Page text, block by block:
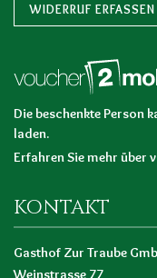
WIDERRUF ERFASSEN
Die beschenkte Person
laden.
Erfahren Sie mehr über
KONTAKT
Gasthof Zur Traube
Weinstrasse 77